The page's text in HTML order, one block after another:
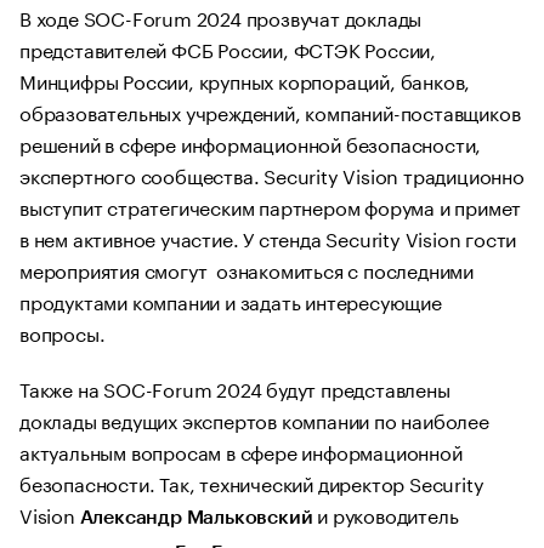
В ходе SOC-Forum 2024 прозвучат доклады
представителей ФСБ России, ФСТЭК России,
Минцифры России, крупных корпораций, банков,
образовательных учреждений, компаний-поставщиков
решений в сфере информационной безопасности,
экспертного сообщества. Security Vision традиционно
выступит стратегическим партнером форума и примет
в нем активное участие. У стенда Security Vision гости
мероприятия смогут ознакомиться с последними
продуктами компании и задать интересующие
вопросы.
Также на SOC-Forum 2024 будут представлены
доклады ведущих экспертов компании по наиболее
актуальным вопросам в сфере информационной
безопасности. Так, технический директор Security
Vision Александр Мальковский и руководитель